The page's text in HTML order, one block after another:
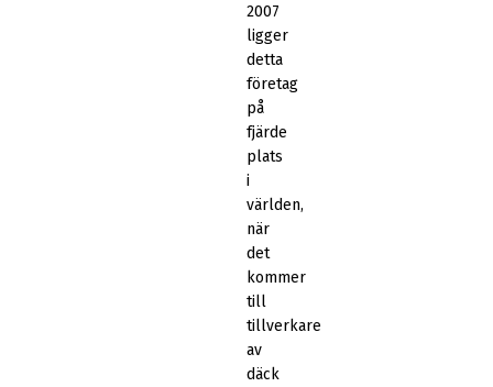
2007
ligger
detta
företag
på
fjärde
plats
i
världen,
när
det
kommer
till
tillverkare
av
däck